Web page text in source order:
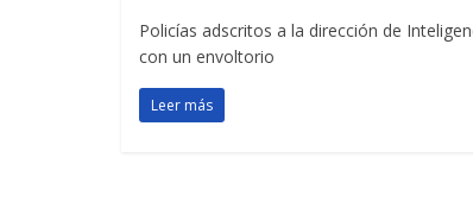
Policías adscritos a la dirección de
con un envoltorio
Leer más